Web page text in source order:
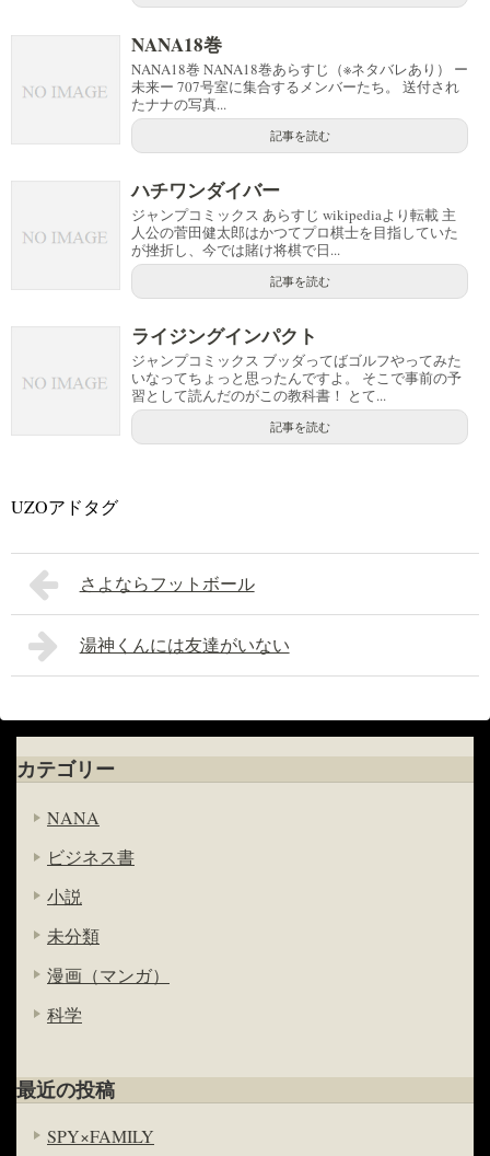
NANA18巻
NANA18巻 NANA18巻あらすじ（※ネタバレあり） ー
未来ー 707号室に集合するメンバーたち。 送付され
たナナの写真...
記事を読む
ハチワンダイバー
ジャンプコミックス あらすじ wikipediaより転載 主
人公の菅田健太郎はかつてプロ棋士を目指していた
が挫折し、今では賭け将棋で日...
記事を読む
ライジングインパクト
ジャンプコミックス ブッダってばゴルフやってみた
いなってちょっと思ったんですよ。 そこで事前の予
習として読んだのがこの教科書！ とて...
記事を読む
UZOアドタグ
さよならフットボール
湯神くんには友達がいない
カテゴリー
NANA
ビジネス書
小説
未分類
漫画（マンガ）
科学
最近の投稿
SPY×FAMILY